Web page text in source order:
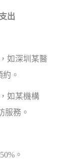
出
如深圳某醫
。
如某機構
服務。
。